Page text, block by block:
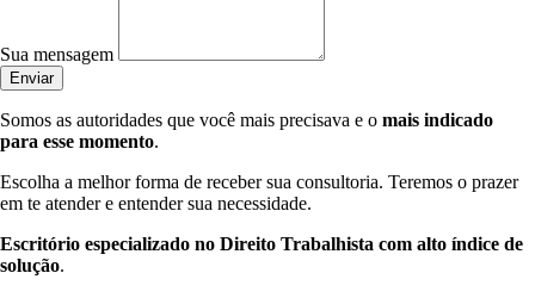
Sua mensagem
Enviar
Somos as autoridades que você mais precisava e o mais indicado
para esse momento.
Escolha a melhor forma de receber sua consultoria. Teremos o prazer
em te atender e entender sua necessidade.
Escritório especializado no Direito Trabalhista com alto índice de
solução.